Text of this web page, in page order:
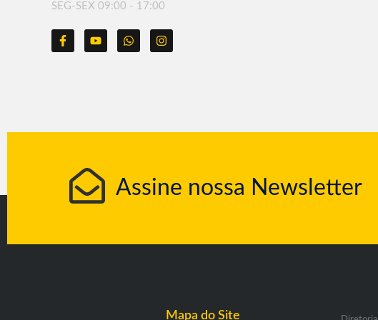
SEG-SEX 09:00 - 17:00
Assine nossa Newsletter
Mapa do Site